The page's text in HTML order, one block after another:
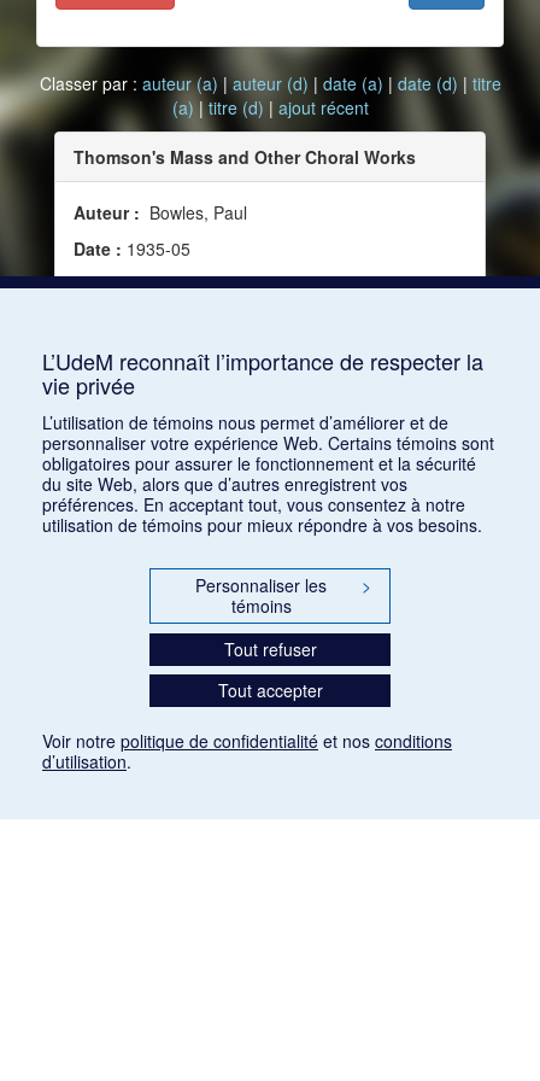
Classer par : auteur (a) | auteur (d) | date (a) | date (d) | titre
(a) | titre (d) | ajout récent
Thomson's Mass and Other Choral Works
Auteur : Bowles, Paul
Date : 1935-05
Source :Modern Music, vol. 12, no 4 (mai 1935)
L’UdeM reconnaît l’importance de respecter la
vie privée
L’utilisation de témoins nous permet d’améliorer et de
personnaliser votre expérience Web. Certains témoins sont
obligatoires pour assurer le fonctionnement et la sécurité
du site Web, alors que d’autres enregistrent vos
préférences. En acceptant tout, vous consentez à notre
utilisation de témoins pour mieux répondre à vos besoins.
Personnaliser les
témoins
>
Tout refuser
Tout accepter
Voir notre politique de confidentialité et nos conditions
d’utilisation.